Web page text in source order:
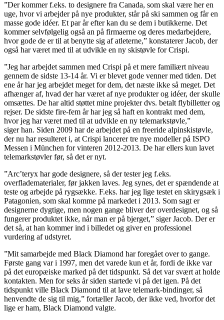
”Der kommer f.eks. to designere fra Canada, som skal være her en
uge, hvor vi arbejder på nye produkter, står på ski sammen og får en
masse gode idéer. Et par år efter kan du se dem i butikkerne. Det
kommer selvfølgelig også an på firmaerne og deres medarbejdere,
hvor gode de er til at benytte sig af atleterne,” konstaterer Jacob, der
også har været med til at udvikle en ny skistøvle for Crispi.
”Jeg har arbejdet sammen med Crispi på et mere familiært niveau
gennem de sidste 13-14 år. Vi er blevet gode venner med tiden. Det
ene år har jeg arbejdet meget for dem, det næste ikke så meget. Det
afhænger af, hvad der har været af nye produkter og idéer, der skulle
omsættes. De har altid støttet mine projekter dvs. betalt flybilletter og
rejser. De sidste fire-fem år har jeg så haft en kontrakt med dem,
hvor jeg har været med til at udvikle en ny telemarkstøvle,”
siger han. Siden 2009 har de arbejdet på en freeride alpinskistøvle,
der nu har resulteret i, at Crispi lancerer tre nye modeller på ISPO
Messen i München for vinteren 2012-2013. De har ellers kun lavet
telemarkstøvler før, så det er nyt.
”Arc’teryx har gode designere, så der tester jeg f.eks.
overfladematerialer, før jakken laves. Jeg synes, det er spændende at
teste og arbejde på rygsække. F.eks. har jeg lige testet en skirygsæk i
Patagonien, som skal komme på markedet i 2013. Som sagt er
designerne dygtige, men nogen gange bliver der overdesignet, og så
fungerer produktet ikke, når man er på bjerget,” siger Jacob. Der er
det så, at han kommer ind i billedet og giver en professionel
vurdering af udstyret.
”Mit samarbejde med Black Diamond har foregået over to gange.
Første gang var i 1997, men det varede kun et år, fordi de ikke var
på det europæiske marked på det tidspunkt. Så det var svært at holde
kontakten. Men for seks år siden startede vi på det igen. På det
tidspunkt ville Black Diamond til at lave telemark-bindinger, så
henvendte de sig til mig,” fortæller Jacob, der ikke ved, hvorfor det
lige er ham, Black Diamond valgte.